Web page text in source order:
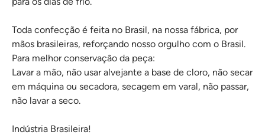
Toda confecção é feita no Brasil, na nossa fábrica, por
mãos brasileiras, reforçando nosso orgulho com o Brasil.
Para melhor conservação da peça:
Lavar a mão, não usar alvejante a base de cloro, não secar
em máquina ou secadora, secagem em varal, não passar,
não lavar a seco.
Indústria Brasileira!